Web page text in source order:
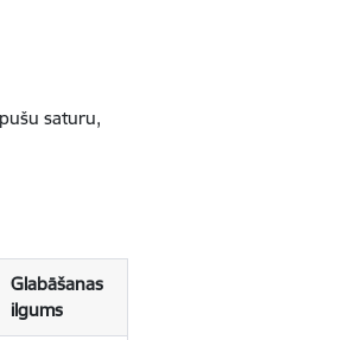
saturu,
Glabāšanas
ilgums